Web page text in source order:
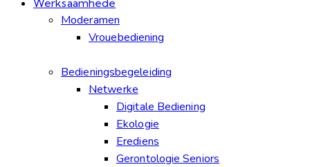
Moderamen
Vrouebediening
Bedieningsbegeleiding
Netwerke
Digitale Bediening
Ekologie
Erediens
Gerontologie Seniors